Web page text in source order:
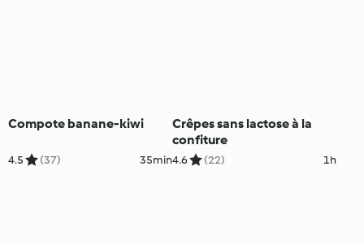
Compote banane-kiwi
4.5 (37) 35min
Crêpes sans lactose à la
confiture
4.6 (22) 1h